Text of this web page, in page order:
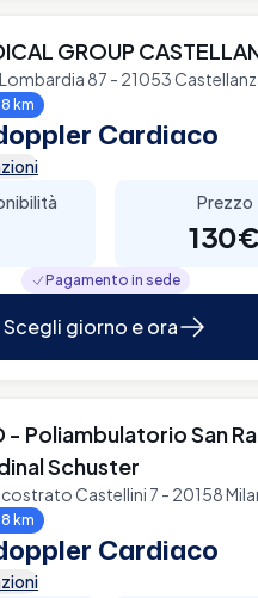
GROUP
87 - 21053
km
Cardiaco
Prezzo
130€
Pagamento in sede
Scegli giorno e ora
- Poliambulatorio San
Schuster
Castellini 7 - 20158
km
Cardiaco